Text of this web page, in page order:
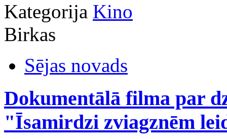
Kategorija Kino
Birkas
Sējas novads
Dokumentālā filma par
"Īsamirdzi zviagznēm